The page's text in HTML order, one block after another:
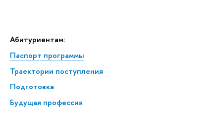
Абитуриентам:
Паспорт программы
Траектории поступления
Подготовка
Будущая профессия